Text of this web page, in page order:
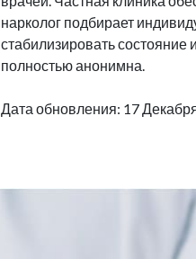
нарколог подбирает
стабилизировать состояние
полностью анонимна.
Дата обновления: 17